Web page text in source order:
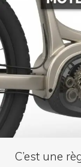
C’est une